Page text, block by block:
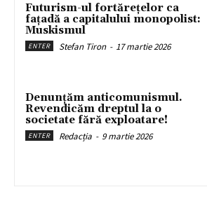
Futurism-ul fortărețelor ca
fațadă a capitalului monopolist:
Muskismul
ENTER Stefan Tiron - 17 martie 2026
Denunțăm anticomunismul.
Revendicăm dreptul la o
societate fără exploatare!
ENTER Redacția - 9 martie 2026